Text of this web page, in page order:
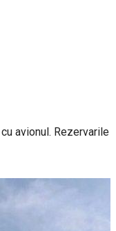
avionul. Rezervarile